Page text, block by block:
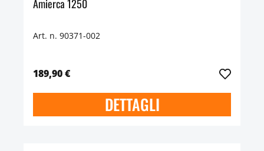
Amierca 1250
Art. n. 90371-002
189,90 €
DETTAGLI